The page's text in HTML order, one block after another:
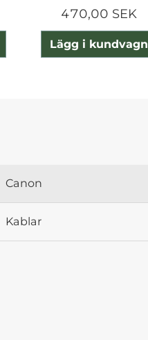
470,00 SEK
Lägg i kundvagn
Canon
Kablar